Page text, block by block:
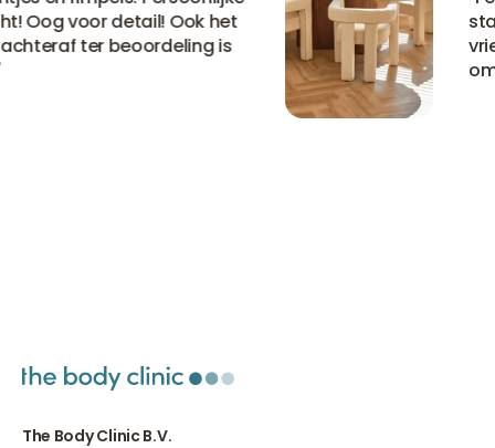
Oog voor detail! Ook het
ter beoordeling is
The Body Clinic B.V.